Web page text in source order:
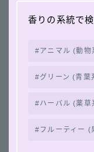
香りの系統で
アニマル (動物
グリーン (青葉
ハーバル (薬草
フルーティー (